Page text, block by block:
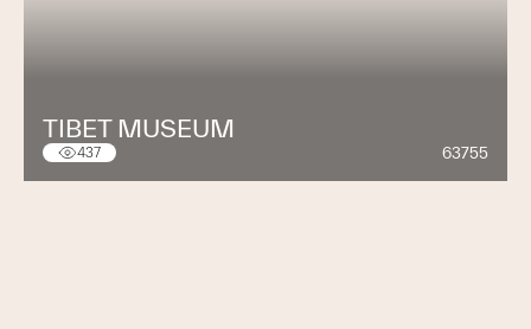
TIBET MUSEUM
437 63755